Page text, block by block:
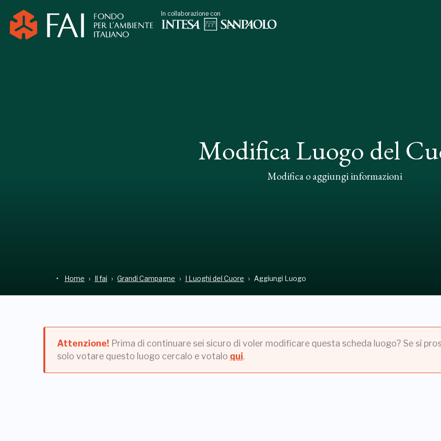
In collaborazione con
Modifica Luogo del
Modifica o aggiungi informazioni
Home Il fai Grandi Campagne I Luoghi del Cuore Aggiungi Luogo
Attenzione! Prima di continuare sei sicuro di voler modificare questa scheda luogo? Se sì
solo votare questo luogo cercalo e votalo qui.